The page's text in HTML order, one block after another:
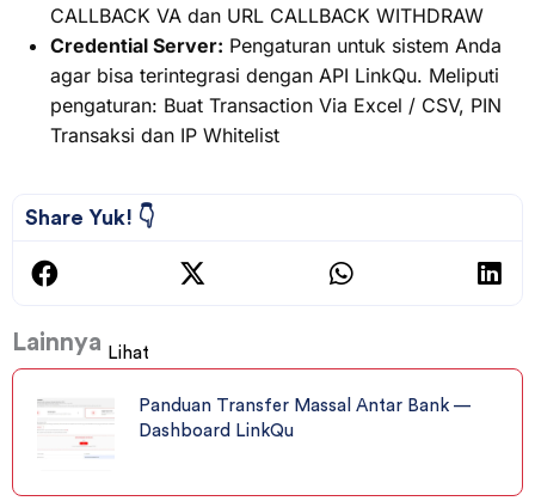
CALLBACK VA dan URL CALLBACK WITHDRAW
Credential Server: Pengaturan untuk sistem Anda
agar bisa terintegrasi dengan API LinkQu. Meliputi
pengaturan: Buat Transaction Via Excel / CSV, PIN
Transaksi dan IP Whitelist
Share Yuk! 👇
Lainnya Lihat
Panduan Transfer Massal Antar Bank —
Dashboard LinkQu